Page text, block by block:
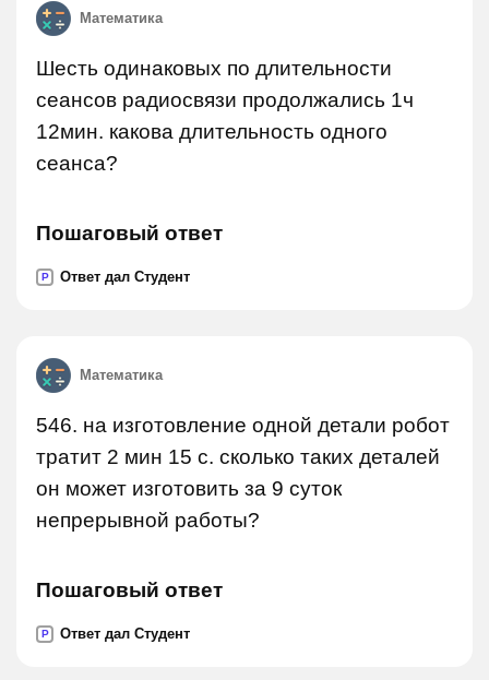
Математика
Шесть одинаковых по длительности
сеансов радиосвязи продолжались 1ч
12мин. какова длительность одного
сеанса?
Пошаговый ответ
P Ответ дал Студент
Математика
546. на изготовление одной детали робот
тратит 2 мин 15 с. сколько таких деталей
он может изготовить за 9 суток
непрерывной работы?
Пошаговый ответ
P Ответ дал Студент